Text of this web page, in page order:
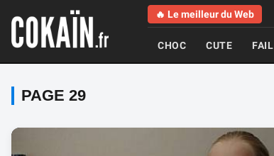
🔥 Le meilleur du Web
CHOC CUTE FAIL
PAGE 29